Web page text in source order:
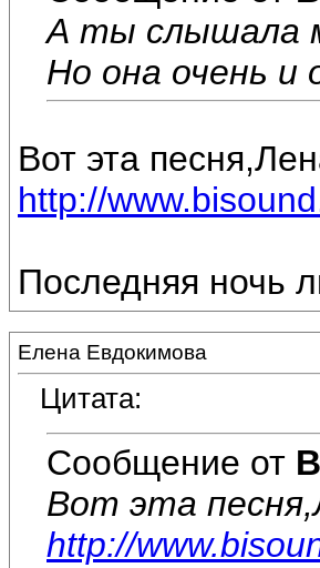
А ты слышала
Но она очень и
Вот эта
http://
Последняя ночь
Елена Евдокимова
Цитата:
Сообщение от
Вот эта
http://